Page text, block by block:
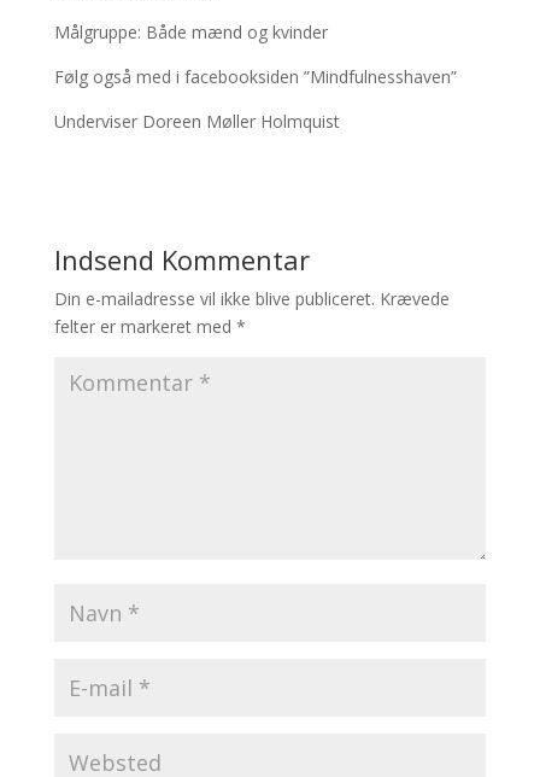
Målgruppe: Både mænd og kvinder
Følg også med i facebooksiden ”Mindfulnesshaven”
Underviser Doreen Møller Holmquist
Indsend Kommentar
Din e-mailadresse vil ikke blive publiceret. Krævede
felter er markeret med *